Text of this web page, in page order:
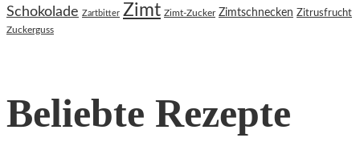
Schokolade Zartbitter Zimt Zimt-Zucker Zimtschnecken Zitrusfrucht
Zuckerguss
Beliebte Rezepte